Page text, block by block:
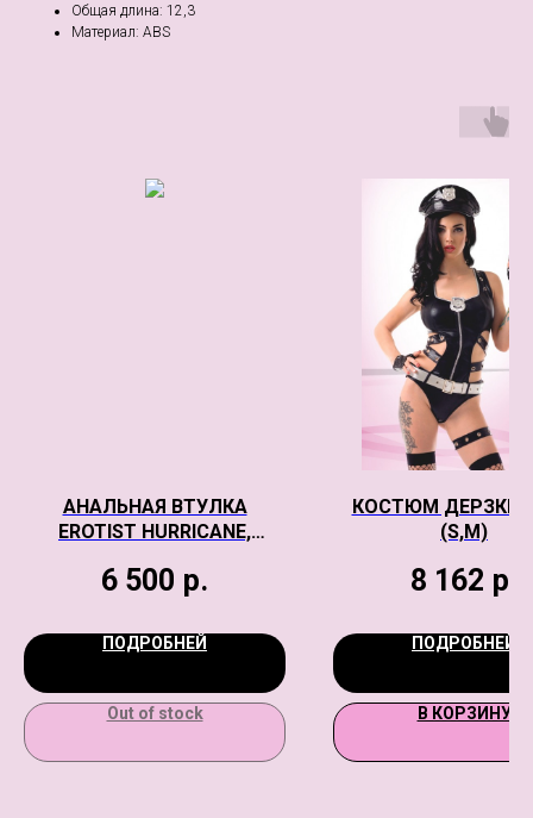
Общая длина: 12,3
Материал: ABS
АНАЛЬНАЯ ВТУЛКА
EROTIST HURRICANE,
6 500 р.
ПОДРОБНЕЙ
Out of stock
КОСТЮМ
(S,M)
8 162 р.
ПОДРОБНЕЙ
В КОРЗИНУ